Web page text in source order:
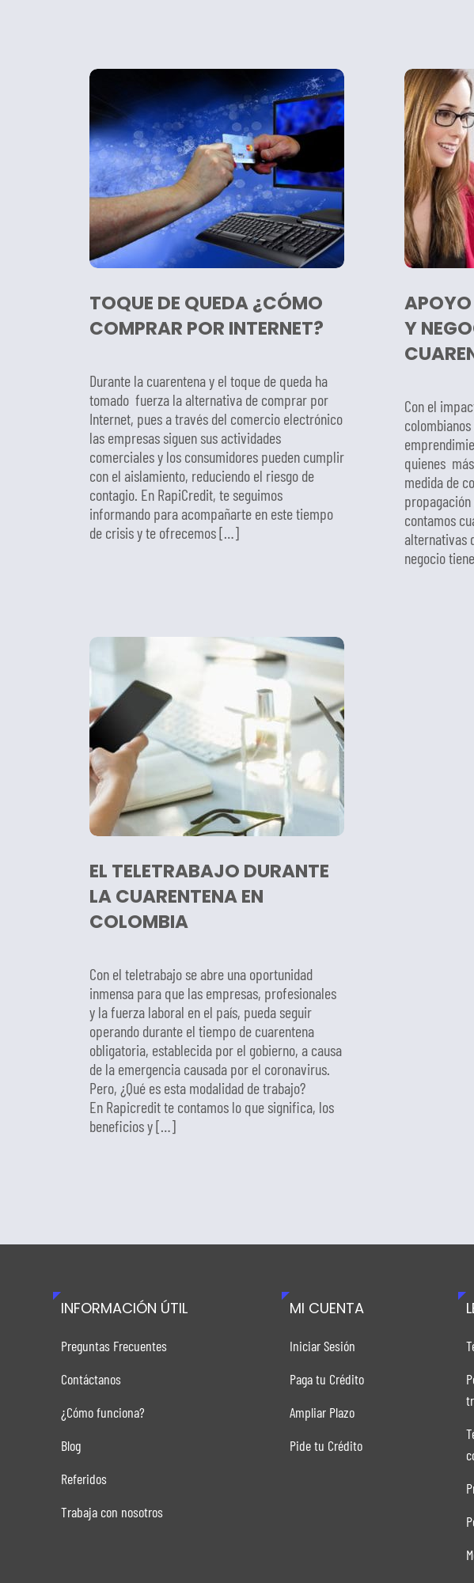
TOQUE DE QUEDA ¿CÓMO
COMPRAR POR INTERNET?
Durante la cuarentena y el toque de queda ha
tomado fuerza la alternativa de comprar por
Internet, pues a través del comercio electrónico
las empresas siguen sus actividades
comerciales y los consumidores pueden cumplir
con el aislamiento, reduciendo el riesgo de
contagio. En RapiCredit, te seguimos
informando para acompañarte en este tiempo
de crisis y te ofrecemos […]
APOYO
Y
Con el
quienes
medida de
contamos
alternativas
negocio
EL TELETRABAJO DURANTE
LA CUARENTENA EN
COLOMBIA
Con el teletrabajo se abre una oportunidad
inmensa para que las empresas, profesionales
y la fuerza laboral en el país, pueda seguir
operando durante el tiempo de cuarentena
obligatoria, establecida por el gobierno, a causa
de la emergencia causada por el coronavirus.
Pero, ¿Qué es esta modalidad de trabajo?
En Rapicredit te contamos lo que significa, los
beneficios y […]
INFORMACIÓN ÚTIL
Preguntas Frecuentes
Contáctanos
¿Cómo funciona?
Blog
Referidos
Trabaja con nosotros
MI CUENTA
Iniciar Sesión
Paga tu Crédito
Ampliar Plazo
Pide tu Crédito